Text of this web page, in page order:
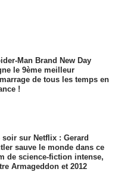
Man Brand New Day
le 9ème meilleur
de tous les temps en
!
soir sur Netflix : Gerard
sauve le monde dans ce
de science-fiction intense,
Armageddon et 2012